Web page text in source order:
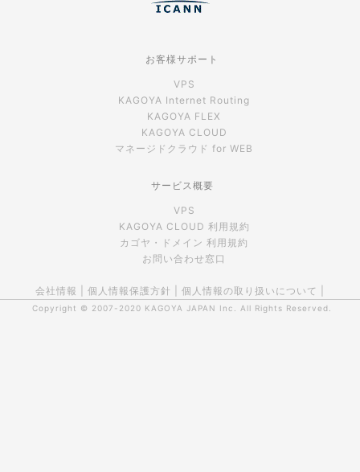
お客様サポート
VPS
KAGOYA Internet Routing
KAGOYA FLEX
KAGOYA CLOUD
マネージドクラウド for WEB
サービス概要
VPS
KAGOYA CLOUD 利用規約
カゴヤ・ドメイン 利用規約
お問い合わせ窓口
会社情報 個人情報保護方針 個人情報の取り扱いについて
Copyright © 2007-2020 KAGOYA JAPAN Inc. All Rights Reserved.